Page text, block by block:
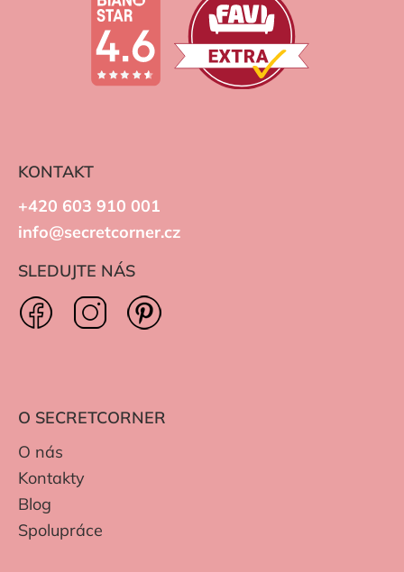
KONTAKT
+420 603 910 001
info@secretcorner.cz
SLEDUJTE NÁS
O SECRETCORNER
O nás
Kontakty
Blog
Spolupráce